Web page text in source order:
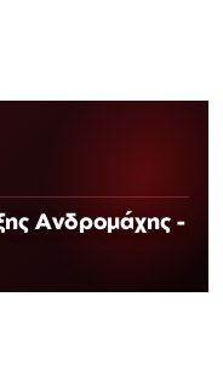
Ανδρομάχης -